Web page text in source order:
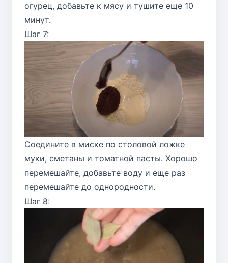
огурец, добавьте к мясу и тушите еще 10
минут.
Шаг 7:
Соедините в миске по столовой ложке
муки, сметаны и томатной пасты. Хорошо
перемешайте, добавьте воду и еще раз
перемешайте до однородности.
Шаг 8: